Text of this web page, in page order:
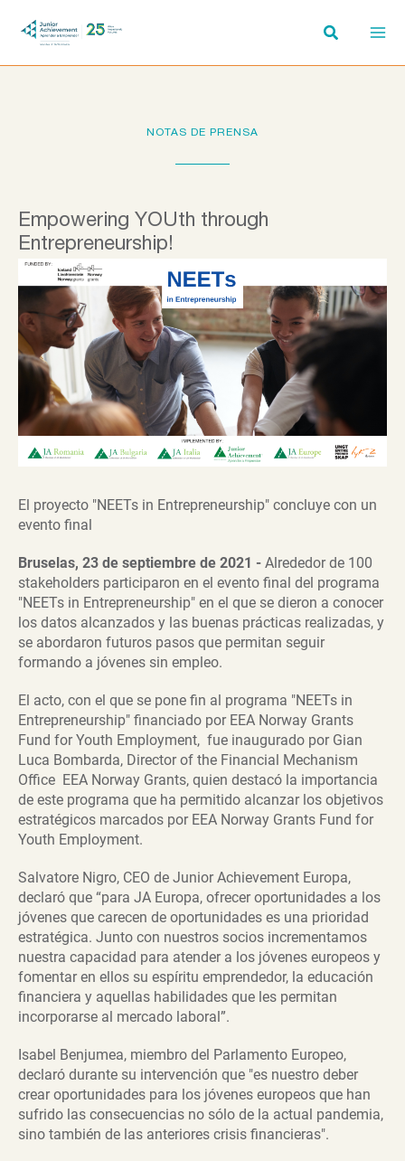
NOTAS DE PRENSA
Empowering YOUth through
Entrepreneurship!
El proyecto "NEETs in Entrepreneurship" concluye con un
evento final
Bruselas, 23 de septiembre de 2021 - Alrededor de 100
stakeholders participaron en el evento final del programa
"NEETs in Entrepreneurship" en el que se dieron a conocer
los datos alcanzados y las buenas prácticas realizadas, y
se abordaron futuros pasos que permitan seguir
formando a jóvenes sin empleo.
El acto, con el que se pone fin al programa "NEETs in
Entrepreneurship" financiado por EEA Norway Grants
Fund for Youth Employment, fue inaugurado por Gian
Luca Bombarda, Director of the Financial Mechanism
Office EEA Norway Grants, quien destacó la importancia
de este programa que ha permitido alcanzar los objetivos
estratégicos marcados por EEA Norway Grants Fund for
Youth Employment.
Salvatore Nigro, CEO de Junior Achievement Europa,
declaró que “para JA Europa, ofrecer oportunidades a los
jóvenes que carecen de oportunidades es una prioridad
estratégica. Junto con nuestros socios incrementamos
nuestra capacidad para atender a los jóvenes europeos y
fomentar en ellos su espíritu emprendedor, la educación
financiera y aquellas habilidades que les permitan
incorporarse al mercado laboral”.
Isabel Benjumea, miembro del Parlamento Europeo,
declaró durante su intervención que "es nuestro deber
crear oportunidades para los jóvenes europeos que han
sufrido las consecuencias no sólo de la actual pandemia,
sino también de las anteriores crisis financieras".